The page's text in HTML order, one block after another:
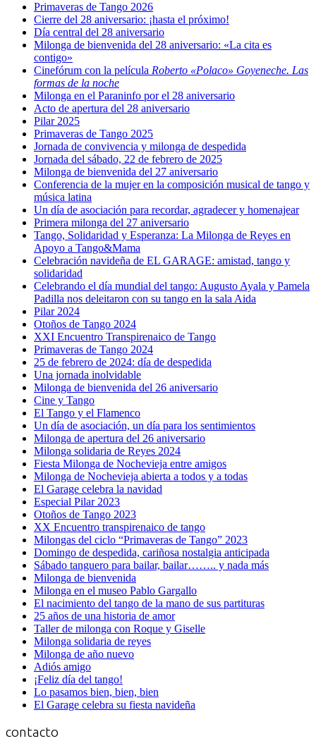
Primaveras de Tango 2026
Cierre del 28 aniversario: ¡hasta el próximo!
Día central del 28 aniversario
Milonga de bienvenida del 28 aniversario: «La cita es
contigo»
Cinefórum con la película Roberto «Polaco» Goyeneche. Las
formas de la noche
Milonga en el Paraninfo por el 28 aniversario
Acto de apertura del 28 aniversario
Pilar 2025
Primaveras de Tango 2025
Jornada de convivencia y milonga de despedida
Jornada del sábado, 22 de febrero de 2025
Milonga de bienvenida del 27 aniversario
Conferencia de la mujer en la composición musical de tango y
música latina
Un día de asociación para recordar, agradecer y homenajear
Primera milonga del 27 aniversario
Tango, Solidaridad y Esperanza: La Milonga de Reyes en
Apoyo a Tango&Mama
Celebración navideña de EL GARAGE: amistad, tango y
solidaridad
Celebrando el día mundial del tango: Augusto Ayala y Pamela
Padilla nos deleitaron con su tango en la sala Aida
Pilar 2024
Otoños de Tango 2024
XXI Encuentro Transpirenaico de Tango
Primaveras de Tango 2024
25 de febrero de 2024: día de despedida
Una jornada inolvidable
Milonga de bienvenida del 26 aniversario
Cine y Tango
El Tango y el Flamenco
Un día de asociación, un día para los sentimientos
Milonga de apertura del 26 aniversario
Milonga solidaria de Reyes 2024
Fiesta Milonga de Nochevieja entre amigos
Milonga de Nochevieja abierta a todos y a todas
El Garage celebra la navidad
Especial Pilar 2023
Otoños de Tango 2023
XX Encuentro transpirenaico de tango
Milongas del ciclo “Primaveras de Tango” 2023
Domingo de despedida, cariñosa nostalgia anticipada
Sábado tanguero para bailar, bailar…….. y nada más
Milonga de bienvenida
Milonga en el museo Pablo Gargallo
El nacimiento del tango de la mano de sus partituras
25 años de una historia de amor
Taller de milonga con Roque y Giselle
Milonga solidaria de reyes
Milonga de año nuevo
Adiós amigo
¡Feliz día del tango!
Lo pasamos bien, bien, bien
El Garage celebra su fiesta navideña
contacto